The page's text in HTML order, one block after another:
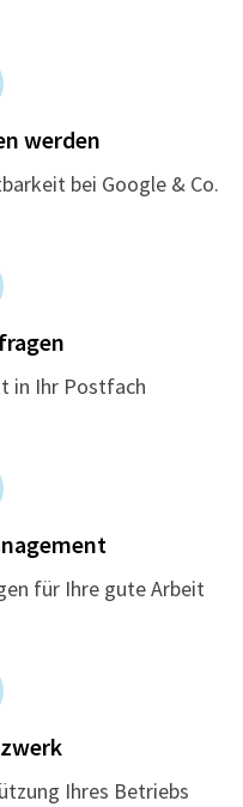
werden
bei Google & Co.
in Ihr Postfach
für Ihre gute Arbeit
Ihres Betriebs